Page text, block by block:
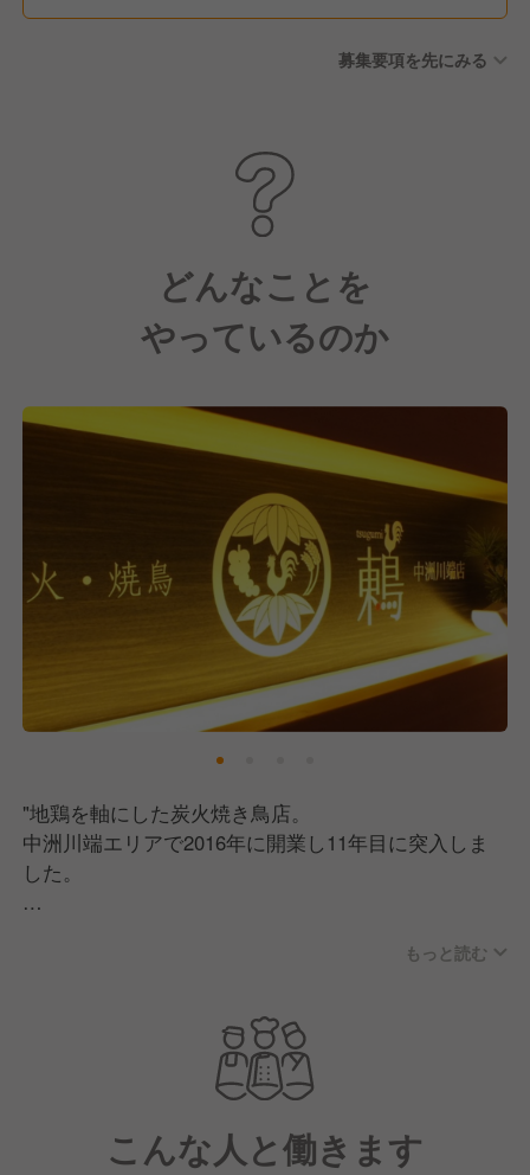
募集要項を先にみる
どんなことを
やっているのか
"地鶏を軸にした炭火焼き鳥店。
中洲川端エリアで2016年に開業し11年目に突入しま
した。
焼き場の臨場感が店の主役となる店舗です。"
もっと読む
こんな人と働きます